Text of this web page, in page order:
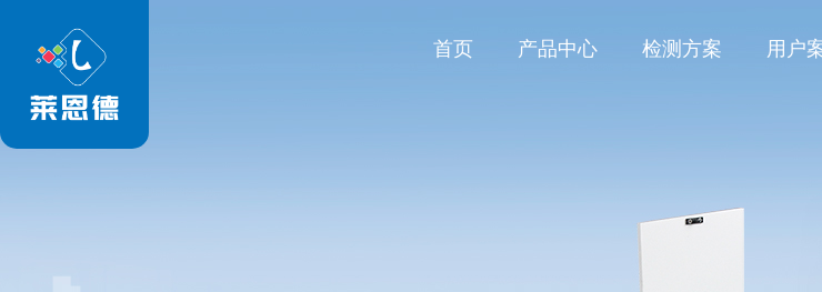
首页 产品中心 检测方案 用户